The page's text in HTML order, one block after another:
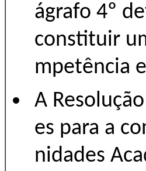
ágrafo 4º
constituir
mpetência
A
es para a
nidades